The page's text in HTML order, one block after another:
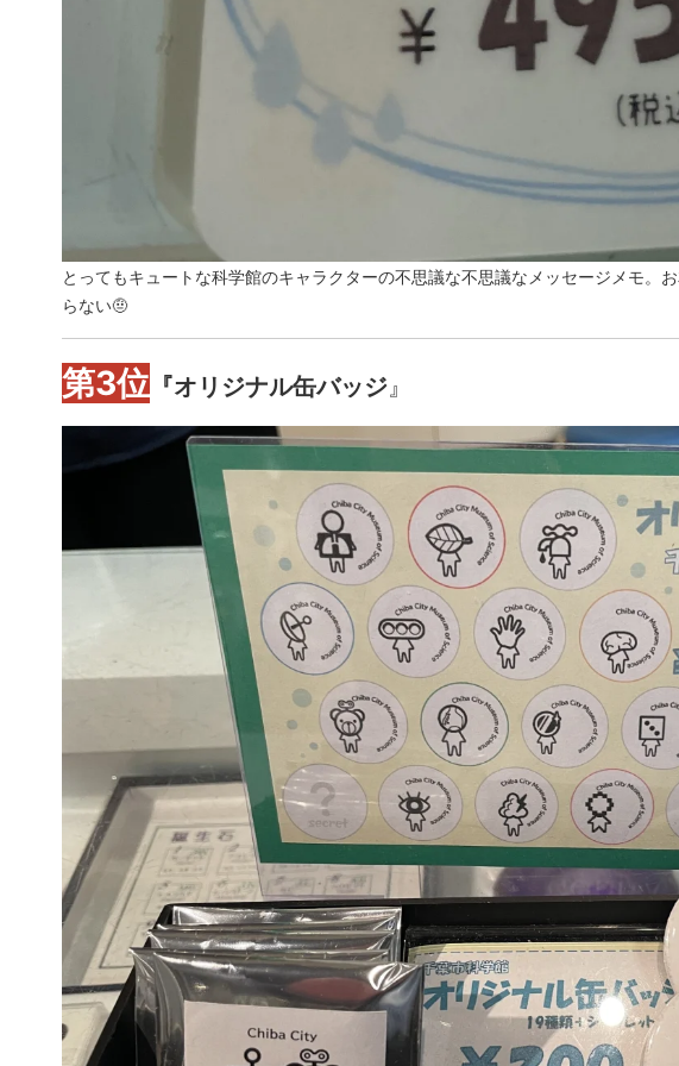
とってもキュートな科学館のキャラクターの不思議な不思議なメッセージメモ。
らない🤨
第3位 『オリジナル缶バッジ』